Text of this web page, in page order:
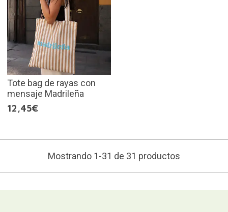
Tote bag de rayas con
mensaje Madrileña
12,45€
Mostrando 1-31 de 31 productos